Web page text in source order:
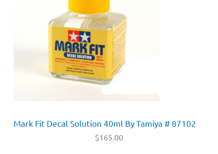
Mark Fit Decal Solution 40ml By Tamiya # 87102
$165.00